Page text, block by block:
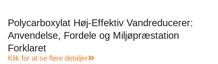
Polycarboxylat Høj-Effektiv Vandreducerer:
Anvendelse, Fordele og Miljøpræstation
Forklaret
Klik for at se flere detaljer